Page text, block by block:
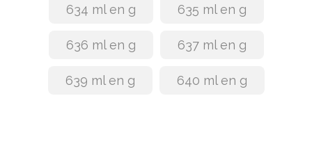
634 ml en g 635 ml en g
636 ml en g 637 ml en g
639 ml en g 640 ml en g